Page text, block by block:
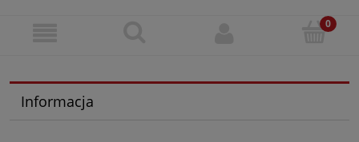
Informacja